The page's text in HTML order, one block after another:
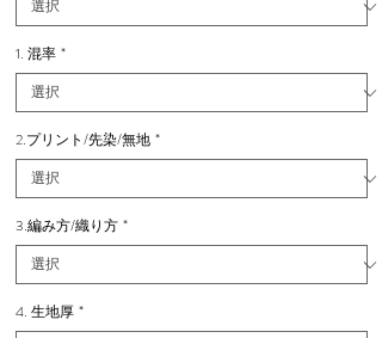
1. 混率 *
2.プリント/先染/無地 *
3.編み方/織り方 *
4. 生地厚 *